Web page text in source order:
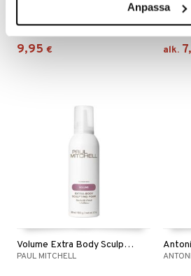
Anpassa
Biozell Texturizing Volume Spray
BIOZELL PROFESSIONAL
9,95 € alk.
Volume Extra Body Sculpting Foam - Thickening Foam
PAUL MITCHELL